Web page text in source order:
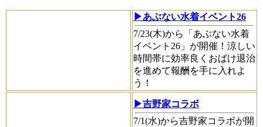
▶あぶない水着イベント26
7/23(木)から「あぶない水着
イベント26」が開催！涼しい
時間帯に効率良くおばけ退治
を進めて報酬を手に入れよ
う！
▶吉野家コラボ
7/1(水)から吉野家コラボが開